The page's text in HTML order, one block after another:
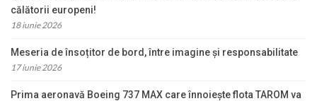
călătorii europeni!
18 iunie 2026
Meseria de însoțitor de bord, între imagine și responsabilitate
17 iunie 2026
Prima aeronavă Boeing 737 MAX care înnoiește flota TAROM va